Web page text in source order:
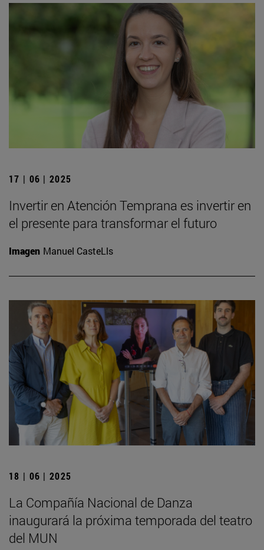
17 | 06 | 2025
Invertir en Atención Temprana es invertir en
el presente para transformar el futuro
Imagen Manuel CasteLls
18 | 06 | 2025
La Compañía Nacional de Danza
inaugurará la próxima temporada del teatro
del MUN